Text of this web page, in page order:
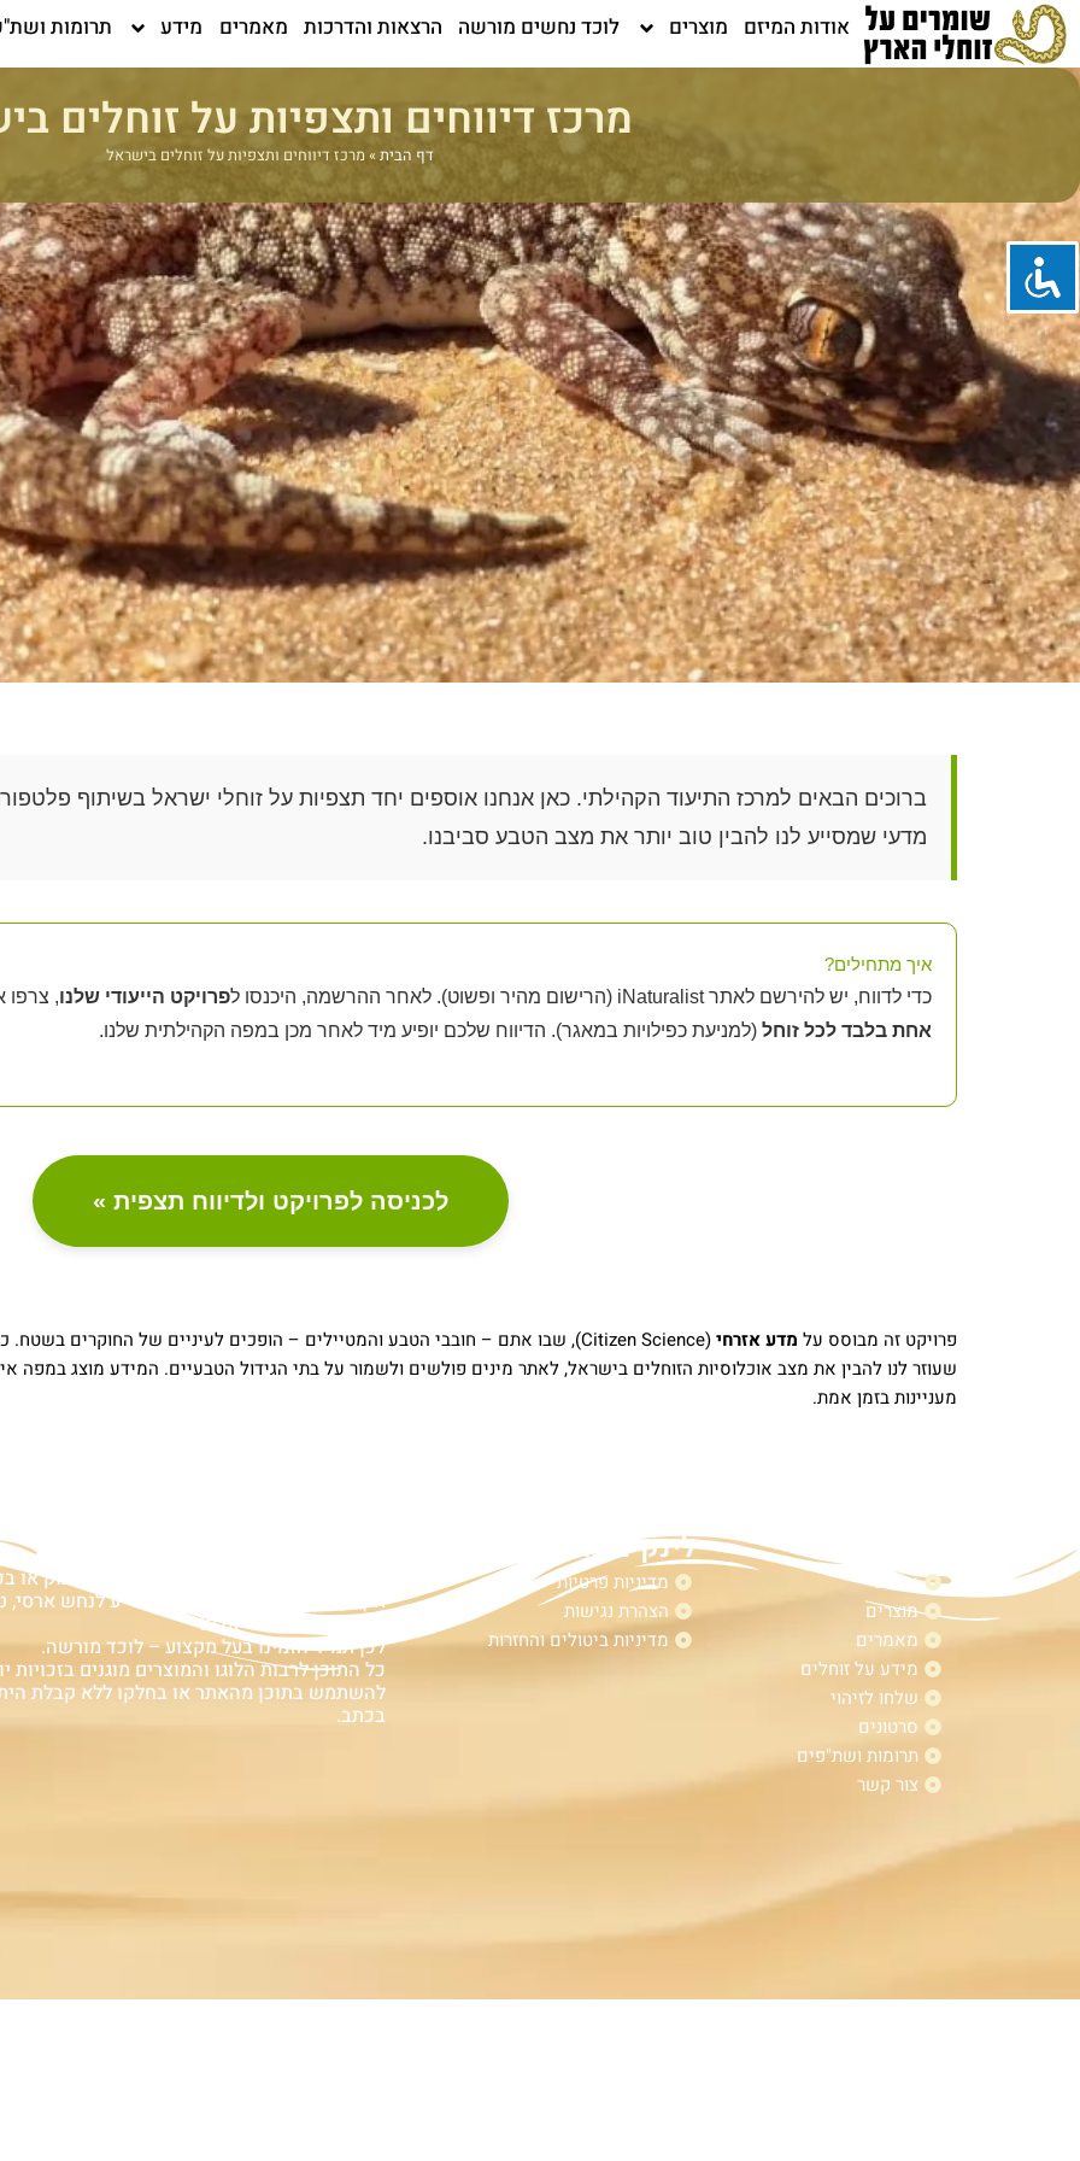
דילוג
לתוכן
אודות המיזם מוצרים לוכד נחשים מורשה הרצאות והדרכות מאמרים מידע תרומות
מרכז דיווחים ותצפיות על זוחלים
דף הבית»מרכז דיווחים ותצפיות על זוחלים בישראל
מדעי שמסייע לנו להבין טוב יותר את מצב הטבע סביבנו.
איך מתחילים?
כדי לדווח, יש להירשם לאתר iNaturalist (הרישום מהיר ופשוט). לאחר ההרשמה, היכנסו ל
פרויקט הייעודי שלנו, צרפו
אחת בלבד לכל זוחל (למניעת כפילויות במאגר). הדיווח שלכם יופיע מיד לאחר מכן במפה הקהילתית שלנו.
לכניסה לפרויקט ולדיווח תצפית »
פרויקט זה מבוסס על מדע אזרחי(Citizen Science), שבו אתם – חובבי הטבע והמטיילים – הופכים לעיניים של החוקרים בשטח. כל דיווח על
שעוזר לנו להבין את מצב אוכלוסיות הזוחלים בישראל, לאתר מינים פולשים ולשמור על בתי הגידול הטבעיים. המידע מוצג
מעניינות בזמן אמת.
אודות
מוצרים
מאמרים
מידע על זוחלים
שלחו לזיהוי
סרטונים
תרומות ושת"פים
צור קשר
לינקים נוספים
מדיניות פרטיות
הצהרת נגישות
מדיניות ביטולים והחזרות
במוצרים ובמידע המובא באתר, בדף פיסבוק או
אין המלצה לגעת, להתעסק, להפריע לנחש ארסי,
עלולה לעלות בחיי אדם!
לכן תמיד הזמינו בעל מקצוע – לוכד מורשה.
כל התוכן לרבות הלוגו והמוצרים מוגנים בזכויות
להשתמש בתוכן מהאתר או בחלקו ללא קבלת
בכתב.